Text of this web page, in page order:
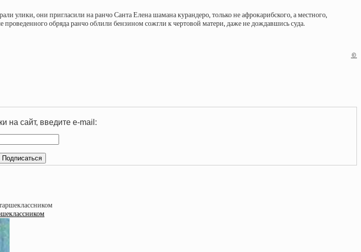
улики, они пригласили на ранчо Санта Елена шамана курандеро, только не афрокарибского, а местного,
обряда ранчо облили бензином сожгли к чертовой матери, даже не дождавшись суда.
©
на сайт, введите e-mail: